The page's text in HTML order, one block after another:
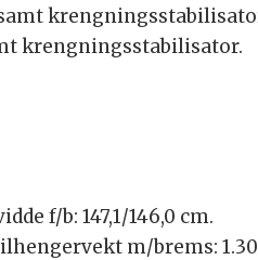
krengningsstabilisator.
f/b: 147,1/146,0 cm.
m/brems: